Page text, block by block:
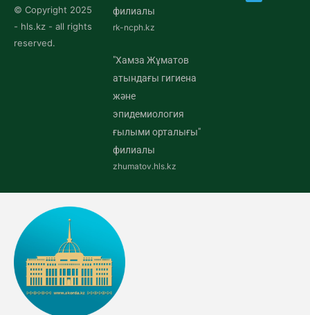
© Copyright 2025
- hls.kz - all rights
reserved.
филиалы
rk-ncph.kz
"Хамза Жұматов
атындағы гигиена
және
эпидемиология
ғылыми орталығы"
филиалы
zhumatov.hls.kz